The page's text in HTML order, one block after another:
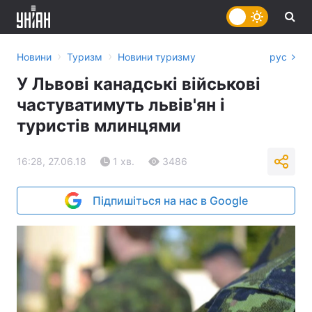
Новини › Туризм › Новини туризму рус
У Львові канадські військові
частуватимуть львів'ян і
туристів млинцями
16:28, 27.06.18 1 хв. 3486
Підпишіться на нас в Google